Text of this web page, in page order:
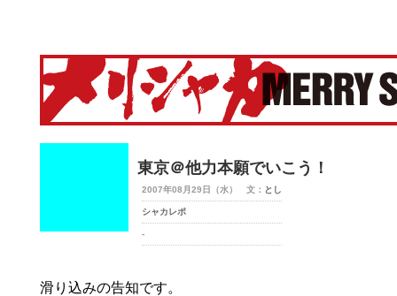
東京＠他力本願でいこう！
2007年08月29日（水） 文： とし
シャカレポ
-
滑り込みの告知です。